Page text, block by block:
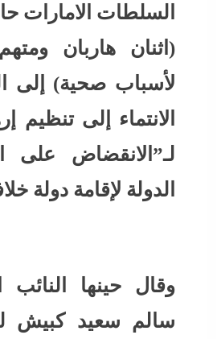
(اثنان هاربان
لأسباب صحية) إلى
الانتماء إلى
لـ”الانقضاض
الدولة لإقامة دولة
وقال حينها النائب
سالم سعيد كبيش